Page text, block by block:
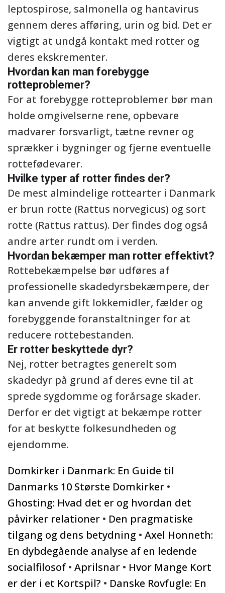
leptospirose, salmonella og hantavirus
gennem deres afføring, urin og bid. Det er
vigtigt at undgå kontakt med rotter og
deres ekskrementer.
Hvordan kan man forebygge
rotteproblemer?
For at forebygge rotteproblemer bør man
holde omgivelserne rene, opbevare
madvarer forsvarligt, tætne revner og
sprækker i bygninger og fjerne eventuelle
rottefødevarer.
Hvilke typer af rotter findes der?
De mest almindelige rottearter i Danmark
er brun rotte (Rattus norvegicus) og sort
rotte (Rattus rattus). Der findes dog også
andre arter rundt om i verden.
Hvordan bekæmper man rotter effektivt?
Rottebekæmpelse bør udføres af
professionelle skadedyrsbekæmpere, der
kan anvende gift lokkemidler, fælder og
forebyggende foranstaltninger for at
reducere rottebestanden.
Er rotter beskyttede dyr?
Nej, rotter betragtes generelt som
skadedyr på grund af deres evne til at
sprede sygdomme og forårsage skader.
Derfor er det vigtigt at bekæmpe rotter
for at beskytte folkesundheden og
ejendomme.
Domkirker i Danmark: En Guide til
Danmarks 10 Største Domkirker •
Ghosting: Hvad det er og hvordan det
påvirker relationer • Den pragmatiske
tilgang og dens betydning • Axel Honneth:
En dybdegående analyse af en ledende
socialfilosof • Aprilsnar • Hvor Mange Kort
er der i et Kortspil? • Danske Rovfugle: En